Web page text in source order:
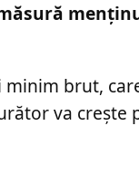
minim brut,
va crește